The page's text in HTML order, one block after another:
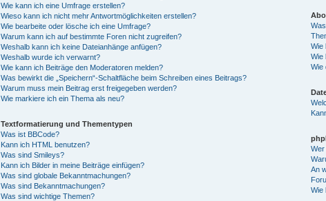
Wie kann ich eine Umfrage erstellen?
Wieso kann ich nicht mehr Antwortmöglichkeiten erstellen?
Wie bearbeite oder lösche ich eine Umfrage?
Warum kann ich auf bestimmte Foren nicht zugreifen?
Weshalb kann ich keine Dateianhänge anfügen?
Weshalb wurde ich verwarnt?
Wie kann ich Beiträge den Moderatoren melden?
Was bewirkt die „Speichern“-Schaltfläche beim Schreiben eines Beitrags?
Warum muss mein Beitrag erst freigegeben werden?
Wie markiere ich ein Thema als neu?
Textformatierung und Thementypen
Was ist BBCode?
Kann ich HTML benutzen?
Was sind Smileys?
Kann ich Bilder in meine Beiträge einfügen?
Was sind globale Bekanntmachungen?
Was sind Bekanntmachungen?
Was sind wichtige Themen?
Wie
Wie
Wie
Wer
An
Wie